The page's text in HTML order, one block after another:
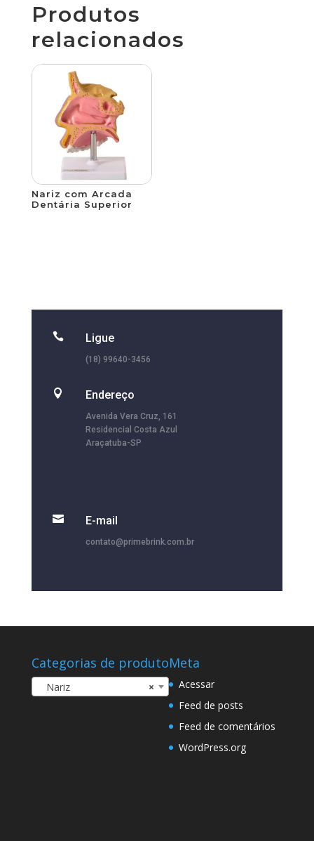
Produtos
relacionados
Nariz com Arcada
Dentária Superior
 Ligue
(18) 99640-3456
 Endereço
Avenida Vera Cruz, 161
Residencial Costa Azul
Araçatuba-SP
 E-mail
contato@primebrink.com.br
Categorias de produto
×
Nariz
Meta
Acessar
Feed de posts
Feed de comentários
WordPress.org